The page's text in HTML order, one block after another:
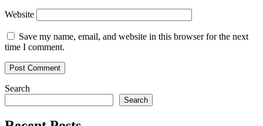
Website
Save my name, email, and website in this browser for the next
time I comment.
Search
Search